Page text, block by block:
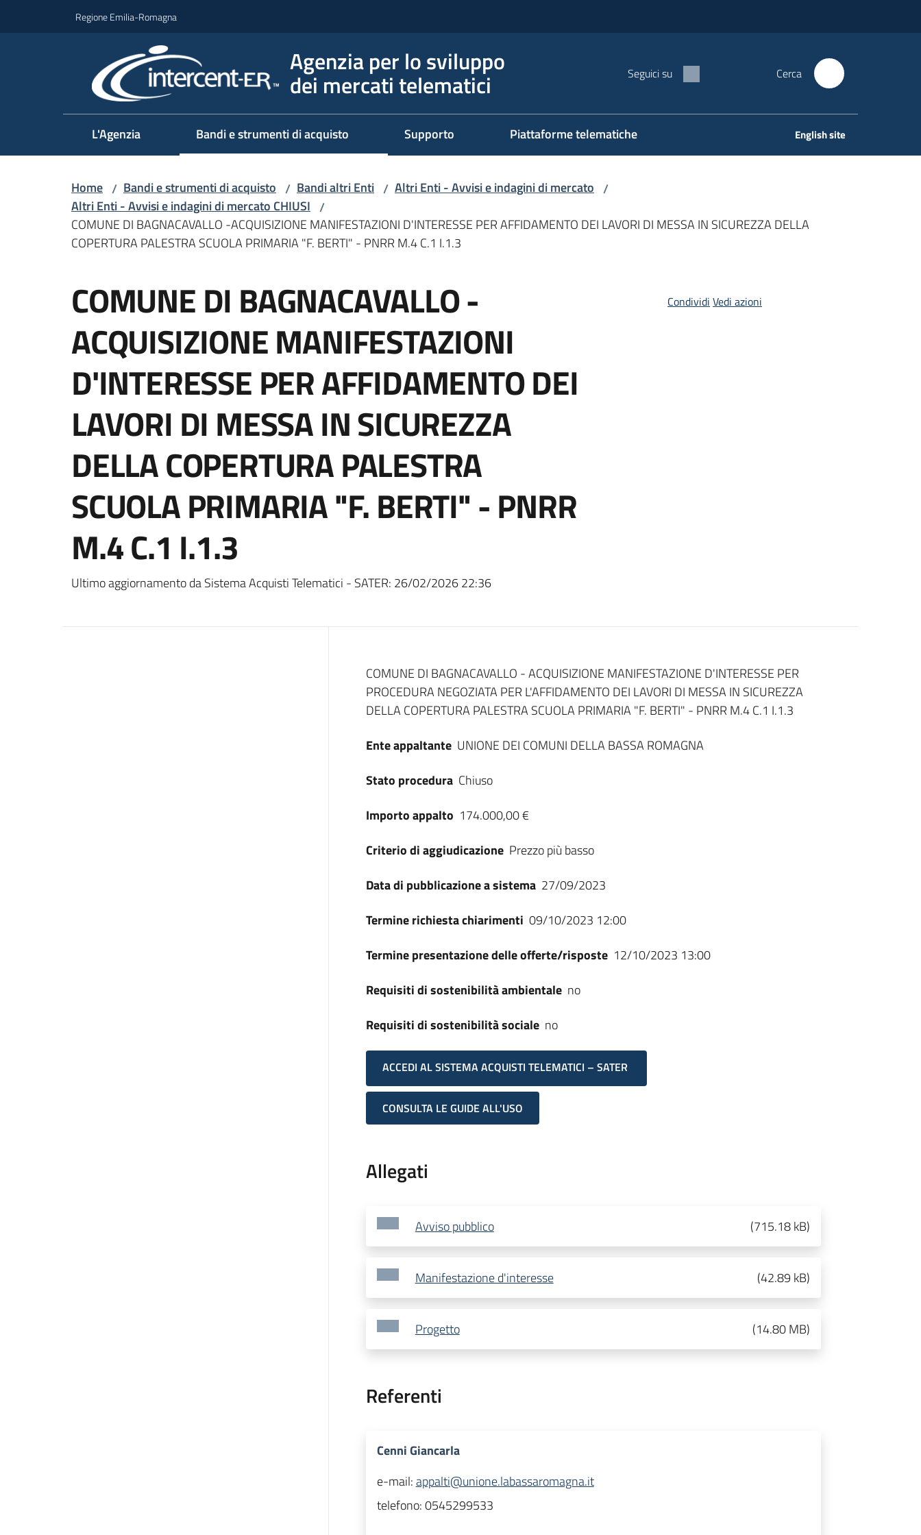
Regione Emilia-Romagna
Agenzia per lo sviluppo
dei mercati telematici Seguici su Cerca
L'Agenzia Bandi e strumenti di acquisto Supporto Piattaforme telematiche English site
Home / Bandi e strumenti di acquisto / Bandi altri Enti / Altri Enti - Avvisi e indagini di mercato /
Altri Enti - Avvisi e indagini di mercato CHIUSI /
COMUNE DI BAGNACAVALLO -ACQUISIZIONE MANIFESTAZIONI D'INTERESSE PER AFFIDAMENTO DEI LAVORI DI MESSA IN SICUREZZA DELLA
COPERTURA PALESTRA SCUOLA PRIMARIA "F. BERTI" - PNRR M.4 C.1 I.1.3
COMUNE DI BAGNACAVALLO -
ACQUISIZIONE MANIFESTAZIONI
D'INTERESSE PER AFFIDAMENTO DEI
LAVORI DI MESSA IN SICUREZZA
DELLA COPERTURA PALESTRA
SCUOLA PRIMARIA "F. BERTI" - PNRR
M.4 C.1 I.1.3
Ultimo aggiornamento da Sistema Acquisti Telematici - SATER: 26/02/2026 22:36
Condividi Vedi azioni
Dati del bando
COMUNE DI BAGNACAVALLO - ACQUISIZIONE MANIFESTAZIONE D'INTERESSE PER
PROCEDURA NEGOZIATA PER L'AFFIDAMENTO DEI LAVORI DI MESSA IN SICUREZZA
DELLA COPERTURA PALESTRA SCUOLA PRIMARIA "F. BERTI" - PNRR M.4 C.1 I.1.3
Ente appaltante UNIONE DEI COMUNI DELLA BASSA ROMAGNA
Stato procedura Chiuso
Importo appalto 174.000,00 €
Criterio di aggiudicazione Prezzo più basso
Data di pubblicazione a sistema 27/09/2023
Termine richiesta chiarimenti 09/10/2023 12:00
Termine presentazione delle offerte/risposte 12/10/2023 13:00
Requisiti di sostenibilità ambientale no
Requisiti di sostenibilità sociale no
ACCEDI AL SISTEMA ACQUISTI TELEMATICI – SATER
CONSULTA LE GUIDE ALL'USO
Allegati
Avviso pubblico (715.18 kB)
Manifestazione d'interesse (42.89 kB)
Progetto (14.80 MB)
Referenti
Cenni Giancarla
e-mail:appalti@unione.labassaromagna.it
telefono:0545299533